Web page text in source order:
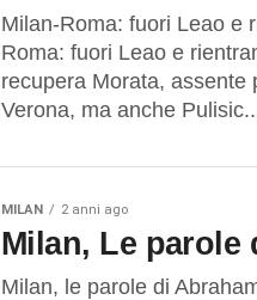
Milan-Roma: fuori Leao e
Roma: fuori Leao e
recupera Morata, assente
Verona, ma anche
MILAN 2 anni ago
Milan, Le parole
Milan, le parole di